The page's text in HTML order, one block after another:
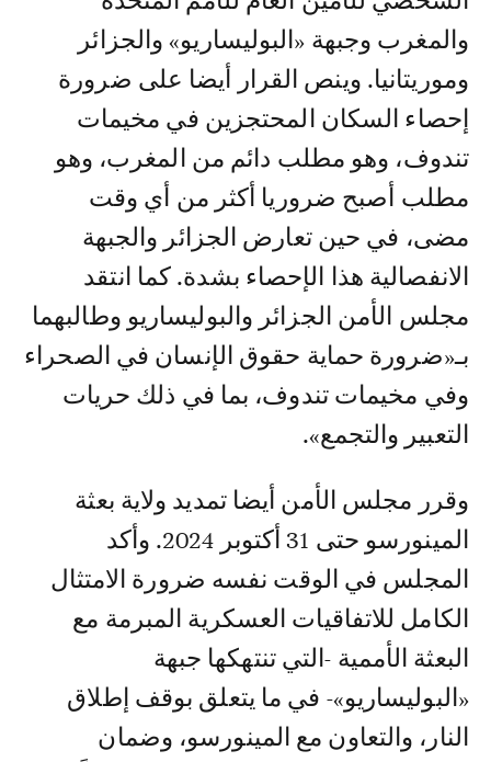
والمغرب وجبهة «البوليساريو» والجزائر
وموريتانيا. وينص القرار أيضا على ضرورة
إحصاء السكان المحتجزين في مخيمات
تندوف، وهو مطلب دائم من المغرب، وهو
مطلب أصبح ضروريا أكثر من أي وقت
مضى، في حين تعارض الجزائر والجبهة
الانفصالية هذا الإحصاء بشدة. كما انتقد
مجلس الأمن الجزائر والبوليساريو وطالبهما
بـ«ضرورة حماية حقوق الإنسان في الصحراء
وفي مخيمات تندوف، بما في ذلك حريات
التعبير والتجمع».
وقرر مجلس الأمن أيضا تمديد ولاية بعثة
المينورسو حتى 31 أكتوبر 2024. وأكد
المجلس في الوقت نفسه ضرورة الامتثال
الكامل للاتفاقيات العسكرية المبرمة مع
البعثة الأممية -التي تنتهكها جبهة
«البوليساريو»- في ما يتعلق بوقف إطلاق
النار، والتعاون مع المينورسو، وضمان